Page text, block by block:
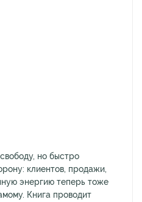
но быстро
клиентов, продажи,
энергию теперь тоже
Книга проводит